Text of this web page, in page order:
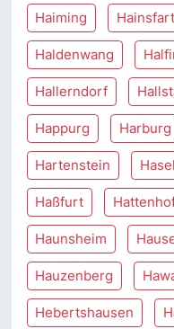
Haiming
Haldenwang
Hallerndorf
Happurg Harburg
Hartenstein
Haßfurt
Haunsheim
Hauzenberg
Hebertshausen